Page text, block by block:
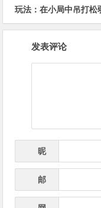
玩法：在小局中吊打松弱“跟注站”的三
发表评论
昵
*
邮
*